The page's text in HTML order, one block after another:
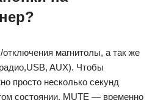
магнитолы, а так же
AUX). Чтобы
просто несколько секунд
состоянии. MUTE — временно